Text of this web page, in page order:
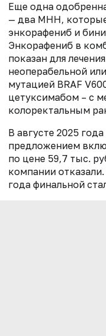
Еще одна
— два МНН,
энкорафениб и
Энкорафениб в
показан для
неоперабельной
мутацией BRAF
цетуксимабом – с
колоректальным
В августе 2025
предложением
по цене 59,7 тыс.
компании
года финальной